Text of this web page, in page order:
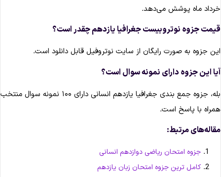
ماه پوشش می‌دهد.
جزوه نوتروبیست جغرافیا یازدهم چقدر است؟
جزوه به صورت رایگان از سایت نوتروفیل قابل دانلود است.
این جزوه دارای نمونه سوال است؟
بله، جزوه جمع بندی جغرافیا یازدهم انسانی دارای ۱۰۰ نمونه سوال منتخب
با پاسخ است.
مرتبط:
جزوه امتحان ریاضی دوازدهم انسانی
کامل ترین جزوه امتحان زبان یازدهم